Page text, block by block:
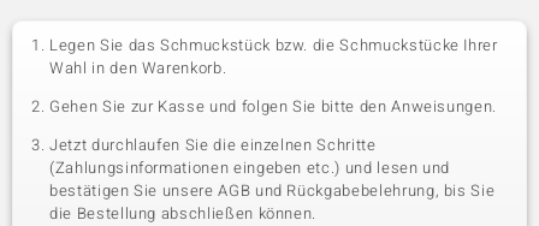
Legen Sie das Schmuckstück bzw. die Schmuckstücke Ihrer
Wahl in den Warenkorb.
Gehen Sie zur Kasse und folgen Sie bitte den Anweisungen.
Jetzt durchlaufen Sie die einzelnen Schritte
(Zahlungsinformationen eingeben etc.) und lesen und
bestätigen Sie unsere AGB und Rückgabebelehrung, bis Sie
die Bestellung abschließen können.